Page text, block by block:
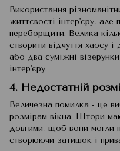
Використання
життєвості інтер'єру,
переборщити. Велика
створити відчуття хаосу
або два суміжні
інтер'єру.
4. Недостатній
Величезна помилка - це
розмірам вікна. Штори
довгими, щоб вони могли
створюючи затишок і